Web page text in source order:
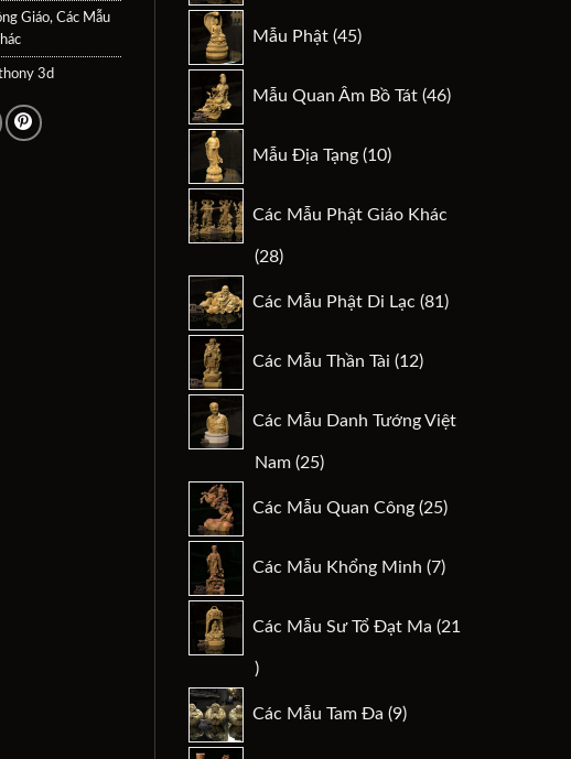
Giáo, Các Mẫu
3d
Mẫu Phật 45
sản
Mẫu Quan Âm Bồ Tát 46
sản
Mẫu Địa Tạng 10
sản
Các Mẫu Phật Giáo Khác
2828
phẩm
Các Mẫu Phật Di Lạc 81
sản
Các Mẫu Thần Tài
12
sản
Các Mẫu Danh Tướng Việt
Nam 2525
phẩm
Các Mẫu Quan Công 25
sản
Các Mẫu Khổng Minh 7
sản
Các Mẫu Sư Tổ Đạt Ma
21
21
phẩm
Các Mẫu Tam Đa 9
sản